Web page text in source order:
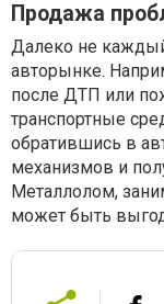
Продажа
Далеко не
авторынке.
после ДТП или
транспортные
обратившись в
механизмов и
Металлолом,
может быть